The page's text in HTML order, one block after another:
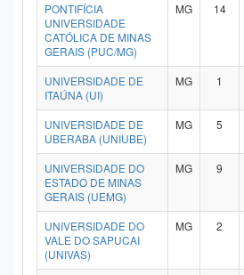
PONTIFÍCIA
UNIVERSIDADE
CATÓLICA DE MINAS
GERAIS (PUC/MG)
MG 14
UNIVERSIDADE DE
ITAÚNA (UI)
MG 1
UNIVERSIDADE DE
UBERABA (UNIUBE)
MG 5
UNIVERSIDADE DO
ESTADO DE MINAS
GERAIS (UEMG)
MG 9
UNIVERSIDADE DO
VALE DO SAPUCAI
(UNIVAS)
MG 2